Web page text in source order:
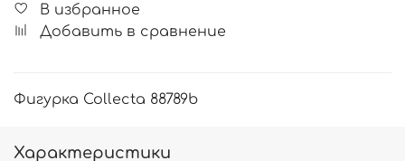
В избранное
Добавить в сравнение
Фигурка Collecta 88789b
Характеристики